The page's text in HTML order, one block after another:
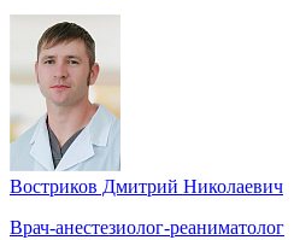
Востриков Дмитрий Николаевич
Врач-анестезиолог-реаниматолог